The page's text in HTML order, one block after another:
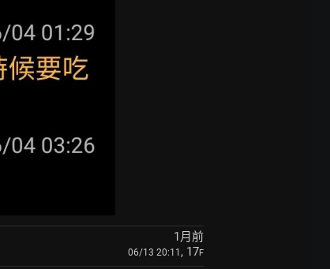
1月前
06/13 20:11 , 17F